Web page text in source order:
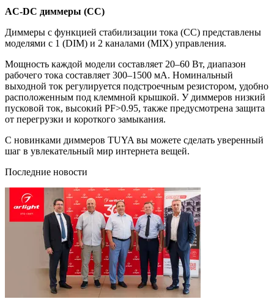
AC-DC диммеры (СС)
Диммеры с функцией стабилизации тока (СС) представлены
моделями с 1 (DIM) и 2 каналами (MIX) управления.
Мощность каждой модели составляет 20–60 Вт, диапазон
рабочего тока составляет 300–1500 мА. Номинальный
выходной ток регулируется подстроечным резистором, удобно
расположенным под клеммной крышкой. У диммеров низкий
пусковой ток, высокий PF>0.95, также предусмотрена защита
от перегрузки и короткого замыкания.
С новинками диммеров TUYA вы можете сделать уверенный
шаг в увлекательный мир интернета вещей.
Последние новости